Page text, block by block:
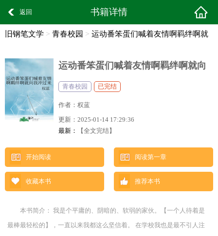
返回 书籍详情
旧钢笔文学 > 青春校园 > 运动番笨蛋们喊着友情啊羁绊啊就
运动番笨蛋们喊着友情啊羁绊啊就向
我冲过来了
青春校园 已完结
作者： 权蓝
更新： 2025-01-14 17:29:36
最新：
【全文完结】
开始阅读 阅读第一章
收藏本书 推荐本书
本书简介： 我是个平庸的、阴暗的、软弱的家伙。【一个人待着是
最棒最轻松的】，一直以来我都这么坚信着。 在学校我也是最不引人注